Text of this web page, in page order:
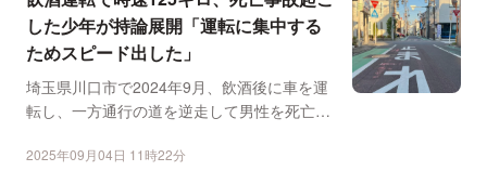
した少年が持論展開「運転に集中する
ためスピード出した」
埼玉県川口市で2024年9月、飲酒後に車を運
転し、一方通行の道を逆走して男性を死亡さ
2025年09月04日 11時22分